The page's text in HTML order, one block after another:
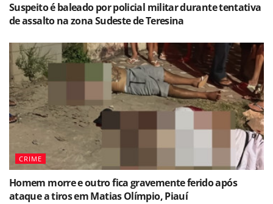
Suspeito é baleado por policial militar durante tentativa
de assalto na zona Sudeste de Teresina
CRIME
Homem morre e outro fica gravemente ferido após
ataque a tiros em Matias Olímpio, Piauí